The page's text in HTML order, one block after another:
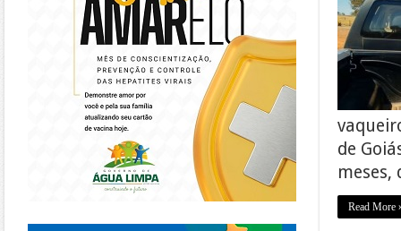
de
Read More
https://piracanjuba.go.gov.br/